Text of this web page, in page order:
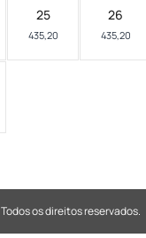
25
435,20
26
435,20
Todos os direitos reservados.